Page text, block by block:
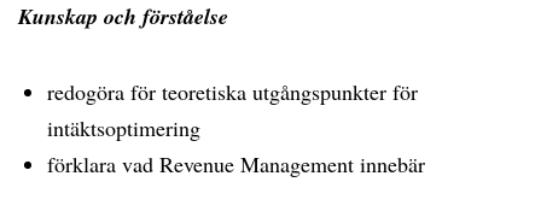
Kunskap och förståelse
redogöra för teoretiska utgångspunkter för
intäktsoptimering
förklara vad Revenue Management innebär